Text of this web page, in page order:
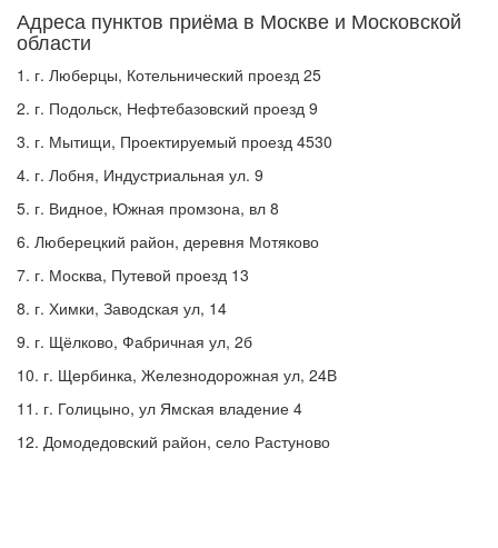
Адреса пунктов приёма в Москве и Московской
области
1. г. Люберцы, Котельнический проезд 25
2. г. Подольск, Нефтебазовский проезд 9
3. г. Мытищи, Проектируемый проезд 4530
4. г. Лобня, Индустриальная ул. 9
5. г. Видное, Южная промзона, вл 8
6. Люберецкий район, деревня Мотяково
7. г. Москва, Путевой проезд 13
8. г. Химки, Заводская ул, 14
9. г. Щёлково, Фабричная ул, 2б
10. г. Щербинка, Железнодорожная ул, 24В
11. г. Голицыно, ул Ямская владение 4
12. Домодедовский район, село Растуново